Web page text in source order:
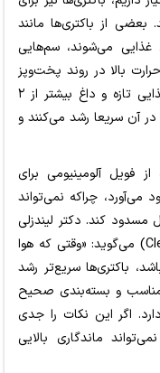
بعضی از باکتری‌ها مانند
می‌شوند، سم‌هایی
بالا در روند پخت‌وپز
نابود کرد. وقتی که مقداری از یک وعده غذایی تازه و داغ بیشتر از ۲
آن سریعا رشد می‌کنند و
فویل آلومینیومی برای
می‌آورد، چراکه نمی‌تواند
مسدود کند. دکتر لیندزلی
مالون (متخصص تغذیه در Cleveland Clinic) می‌گوید: «وقتی که هوا
باکتری‌ها سریع‌تر رشد
مناسب و بسته‌بندی صحیح
اگر این نکات را جدی
ماندگاری بالایی